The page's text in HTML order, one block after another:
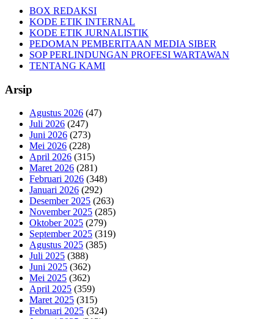
BOX REDAKSI
KODE ETIK INTERNAL
KODE ETIK JURNALISTIK
PEDOMAN PEMBERITAAN MEDIA SIBER
SOP PERLINDUNGAN PROFESI WARTAWAN
TENTANG KAMI
Arsip
Agustus 2026 (47)
Juli 2026 (247)
Juni 2026 (273)
Mei 2026 (228)
April 2026 (315)
Maret 2026 (281)
Februari 2026 (348)
Januari 2026 (292)
Desember 2025 (263)
November 2025 (285)
Oktober 2025 (279)
September 2025 (319)
Agustus 2025 (385)
Juli 2025 (388)
Juni 2025 (362)
Mei 2025 (362)
April 2025 (359)
Maret 2025 (315)
Februari 2025 (324)